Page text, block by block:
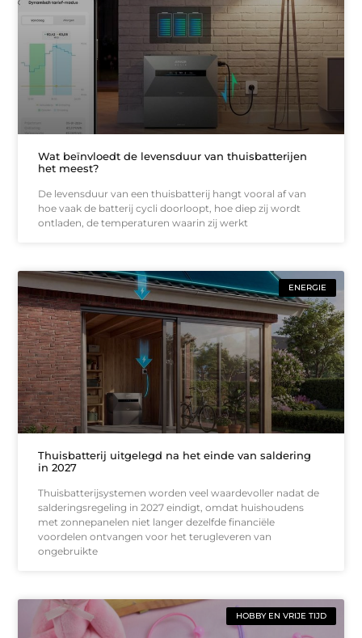
Wat beïnvloedt de levensduur van thuisbatterijen
het meest?
De levensduur van een thuisbatterij hangt vooral af van
hoe vaak de batterij cycli doorloopt, hoe diep zij wordt
ontladen, de temperaturen waarin zij werkt
ENERGIE
Thuisbatterij uitgelegd na het einde van saldering
in 2027
Thuisbatterijsystemen worden veel waardevoller nadat de
salderingsregeling in 2027 eindigt, omdat huishoudens
met zonnepanelen niet langer dezelfde financiële
voordelen ontvangen voor het terugleveren van
ongebruikte
HOBBY EN VRIJE TIJD